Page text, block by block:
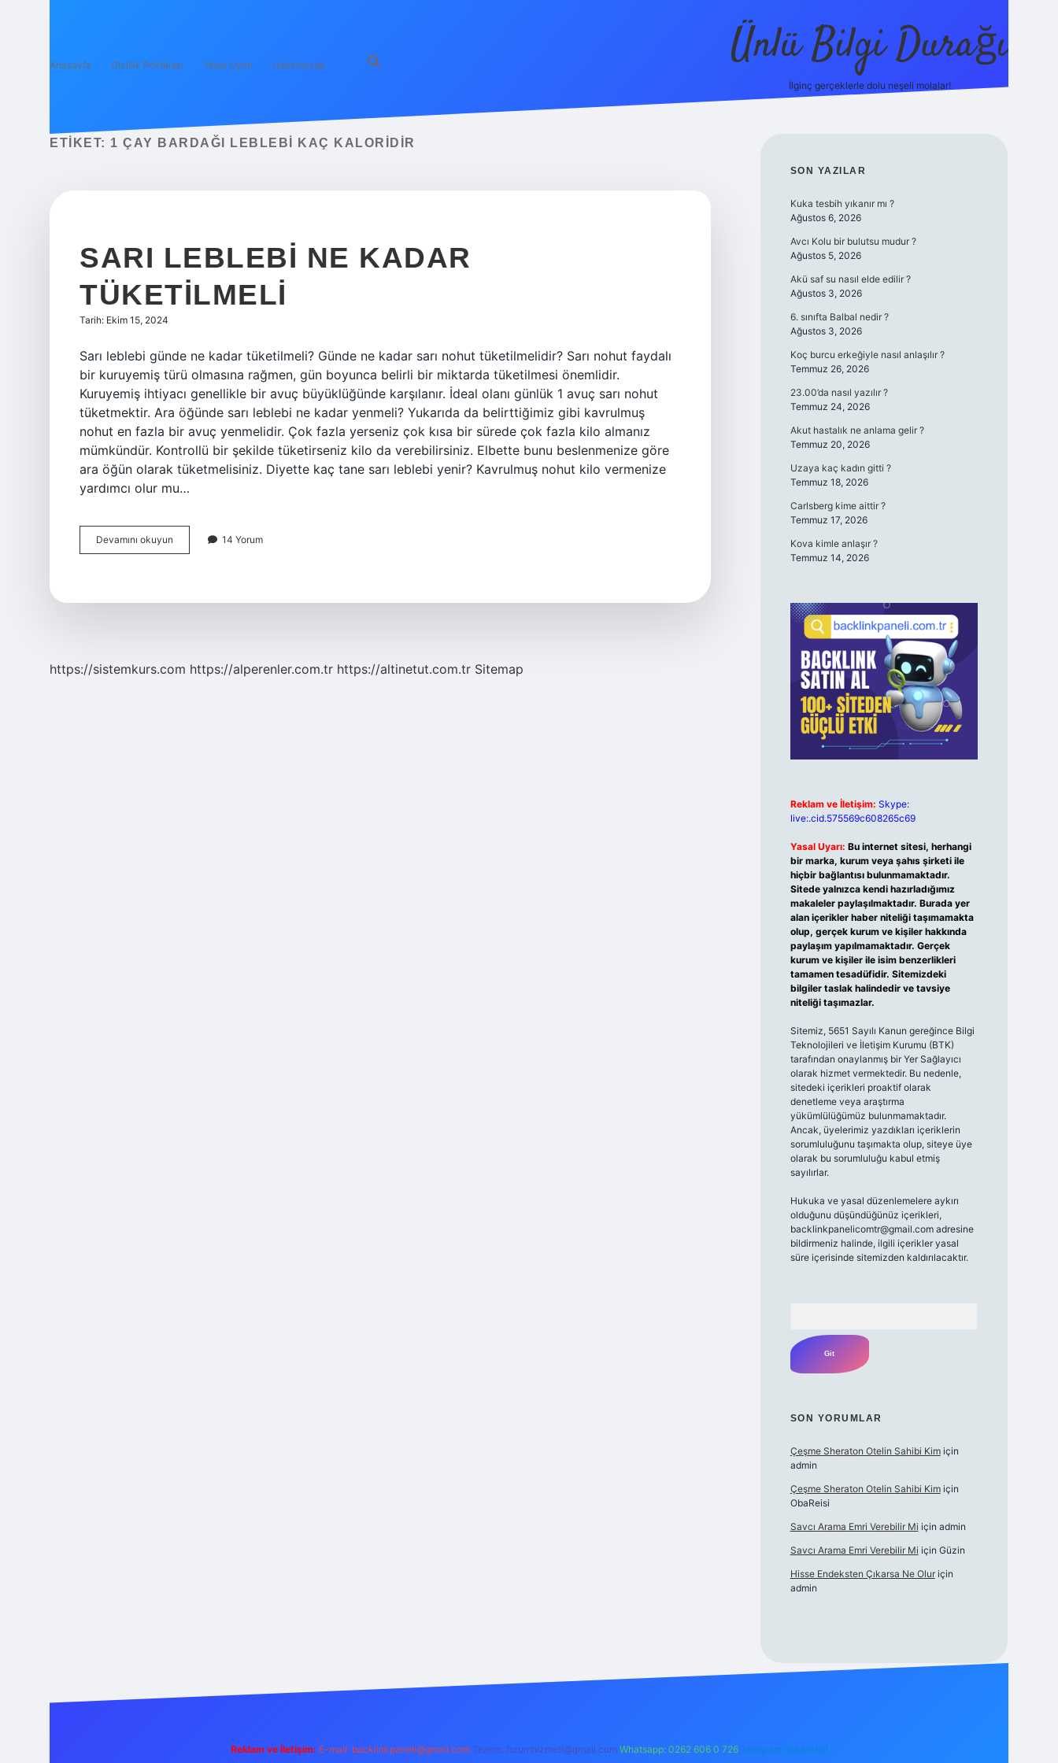
Anasayfa Gizlilik Politikası Yasal Uyarı Hakkımızda Ünlü Bilgi Durağı
İlginç gerçeklerle dolu neşeli molalar!
ETIKET: 1 ÇAY BARDAĞI LEBLEBI KAÇ KALORIDIR
SARI LEBLEBI NE KADAR
TÜKETILMELI
Tarih: Ekim 15, 2024
Sarı leblebi günde ne kadar tüketilmeli? Günde ne kadar sarı nohut tüketilmelidir? Sarı nohut faydalı
bir kuruyemiş türü olmasına rağmen, gün boyunca belirli bir miktarda tüketilmesi önemlidir.
Kuruyemiş ihtiyacı genellikle bir avuç büyüklüğünde karşılanır. İdeal olanı günlük 1 avuç sarı nohut
tüketmektir. Ara öğünde sarı leblebi ne kadar yenmeli? Yukarıda da belirttiğimiz gibi kavrulmuş
nohut en fazla bir avuç yenmelidir. Çok fazla yerseniz çok kısa bir sürede çok fazla kilo almanız
mümkündür. Kontrollü bir şekilde tüketirseniz kilo da verebilirsiniz. Elbette bunu beslenmenize göre
ara öğün olarak tüketmelisiniz. Diyette kaç tane sarı leblebi yenir? Kavrulmuş nohut kilo vermenize
yardımcı olur mu…
Devamını okuyun
Leblebi
14 Yorum
https://sistemkurs.com https://alperenler.com.tr https://altinetut.com.tr Sitemap
SIDEBAR
SON YAZILAR
Kuka tesbih yıkanır mı ?
Ağustos 6, 2026
Avcı Kolu bir bulutsu mudur ?
Ağustos 5, 2026
Akü saf su nasıl elde edilir ?
Ağustos 3, 2026
6. sınıfta Balbal nedir ?
Ağustos 3, 2026
Koç burcu erkeğiyle nasıl anlaşılır ?
Temmuz 26, 2026
23.00’da nasıl yazılır ?
Temmuz 24, 2026
Akut hastalık ne anlama gelir ?
Temmuz 20, 2026
Uzaya kaç kadın gitti ?
Temmuz 18, 2026
Carlsberg kime aittir ?
Temmuz 17, 2026
Kova kimle anlaşır ?
Temmuz 14, 2026
Reklam ve İletişim: Skype:
live:.cid.575569c608265c69
Yasal Uyarı: Bu internet sitesi, herhangi
bir marka, kurum veya şahıs şirketi ile
hiçbir bağlantısı bulunmamaktadır.
Sitede yalnızca kendi hazırladığımız
makaleler paylaşılmaktadır. Burada yer
alan içerikler haber niteliği taşımamakta
olup, gerçek kurum ve kişiler hakkında
paylaşım yapılmamaktadır. Gerçek
kurum ve kişiler ile isim benzerlikleri
tamamen tesadüfidir. Sitemizdeki
bilgiler taslak halindedir ve tavsiye
niteliği taşımazlar.
Sitemiz, 5651 Sayılı Kanun gereğince Bilgi
Teknolojileri ve İletişim Kurumu (BTK)
tarafından onaylanmış bir Yer Sağlayıcı
olarak hizmet vermektedir. Bu nedenle,
sitedeki içerikleri proaktif olarak
denetleme veya araştırma
yükümlülüğümüz bulunmamaktadır.
Ancak, üyelerimiz yazdıkları içeriklerin
sorumluluğunu taşımakta olup, siteye üye
olarak bu sorumluluğu kabul etmiş
sayılırlar.
Hukuka ve yasal düzenlemelere aykırı
olduğunu düşündüğünüz içerikleri,
backlinkpanelicomtr@gmail.comadresine
bildirmeniz halinde, ilgili içerikler yasal
süre içerisinde sitemizden kaldırılacaktır.
SON YORUMLAR
Çeşme Sheraton Otelin Sahibi Kimiçin
admin
Çeşme Sheraton Otelin Sahibi Kimiçin
ObaReisi
Savcı Arama Emri Verebilir Mi için admin
Savcı Arama Emri Verebilir Mi için Güzin
Hisse Endeksten Çıkarsa Ne Oluriçin
admin
Reklam ve İletişim: E-mail: backlinkpaneli@gmail.com Teams: forumhizmeti@gmail.com Whatsapp: 0262 606 0 726 Telegram: @karabul